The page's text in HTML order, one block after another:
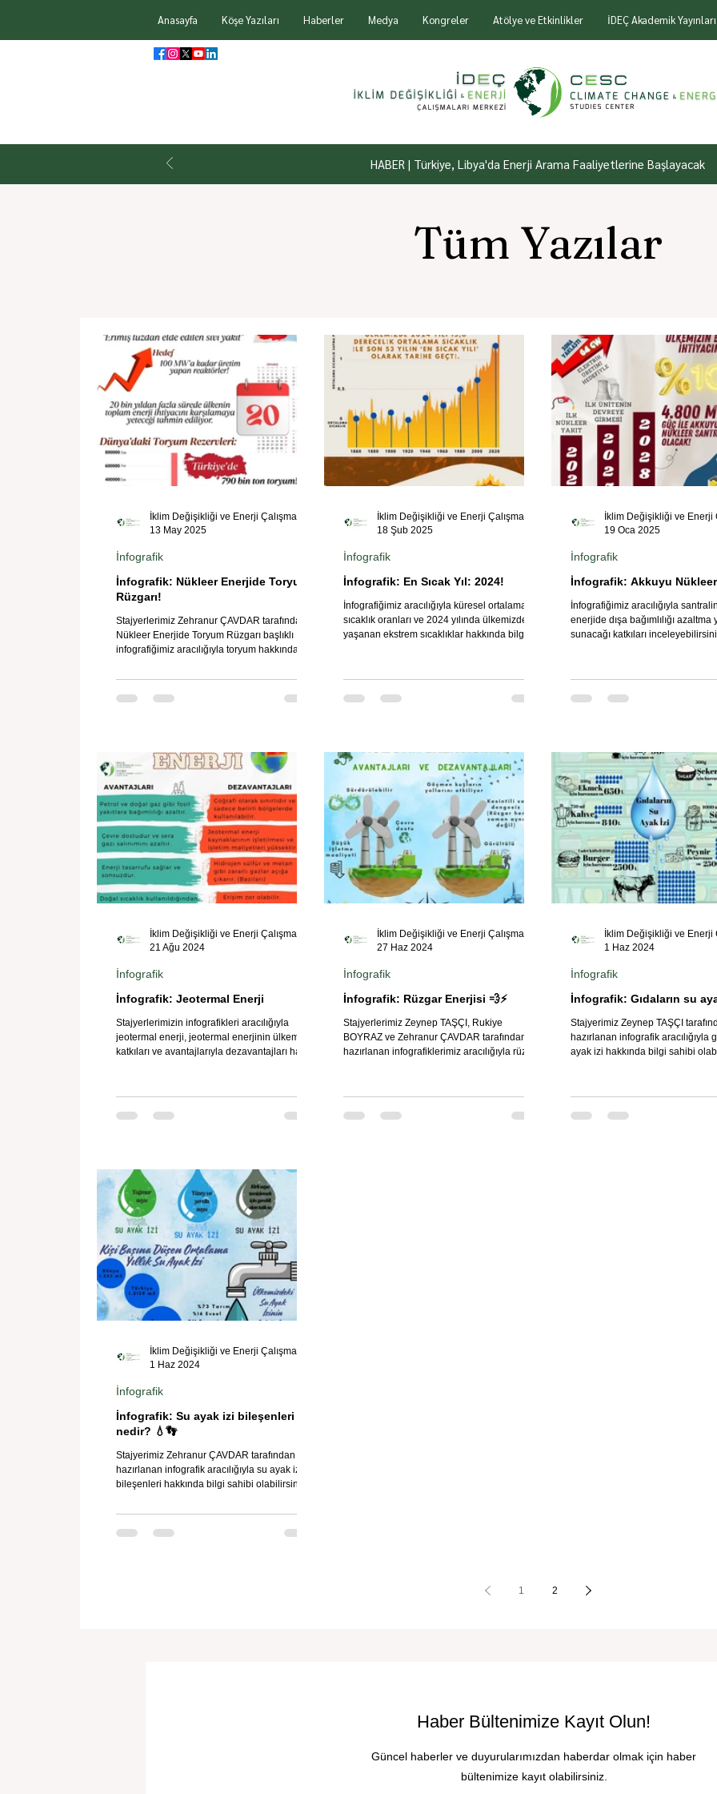
Anasayfa Köşe Yazıları Haberler Medya Kongreler Atölye ve Etkinlikler İDEÇ Akademik Yayınları
HABER | Türkiye, Libya'da Enerji Arama Faaliyetlerine Başlayacak
Tüm Yazılar
İnfografik: Nükleer Enerjide Toryum
Rüzgarı!
Stajyerlerimiz Zehranur ÇAVDAR tarafından
Nükleer Enerjide Toryum Rüzgarı başlıklı
infografiğimiz aracılığıyla toryum hakkında
İnfografik
13 May 2025
İnfografik: En Sıcak Yıl: 2024!
İnfografiğimiz aracılığıyla küresel ortalama
sıcaklık oranları ve 2024 yılında ülkemizde
yaşanan ekstrem sıcaklıklar hakkında bilgi
İnfografik
18 Şub 2025
İnfografik: Akkuyu Nükleer
İnfografiğimiz aracılığıyla
enerjide dışa bağımlılığı azaltma
sunacağı katkıları
İnfografik
19 Oca 2025
İnfografik: Jeotermal Enerji
Stajyerlerimizin infografikleri aracılığıyla
jeotermal enerji, jeotermal enerjinin ülkemize
katkıları ve avantajlarıyla dezavantajları ha
İnfografik
21 Ağu 2024
İnfografik: Rüzgar Enerjisi 💨⚡
Stajyerlerimiz Zeynep TAŞÇI, Rukiye
BOYRAZ ve Zehranur ÇAVDAR tarafından
hazırlanan infografiklerimiz aracılığıyla rüzgar
İnfografik
27 Haz 2024
İnfografik: Gıdaların su
Stajyerimiz Zeynep TAŞÇI
hazırlanan infografik aracılığıyla
ayak izi hakkında bilgi sahibi
İnfografik
1 Haz 2024
İnfografik: Su ayak izi bileşenleri
nedir? 💧👣
Stajyerimiz Zehranur ÇAVDAR tarafından
hazırlanan infografik aracılığıyla su ayak izinin
bileşenleri hakkında bilgi sahibi olabilirsiniz.
İnfografik
1 Haz 2024
1 2
Haber Bültenimize Kayıt Olun!
Güncel haberler ve duyurularımızdan haberdar olmak için haber
bültenimize kayıt olabilirsiniz.